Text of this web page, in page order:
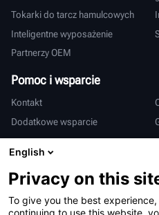
Tokarki do tarcz hamulcowych
Inteligentne wyposażenie
Partnerzy OEM
Pomoc i wsparcie
Kontakt
Dodatkowe wsparcie
Międzynarodowy
Sprzedaż i serwis
English
Privacy on this
To give you the best
continuing to use this website,